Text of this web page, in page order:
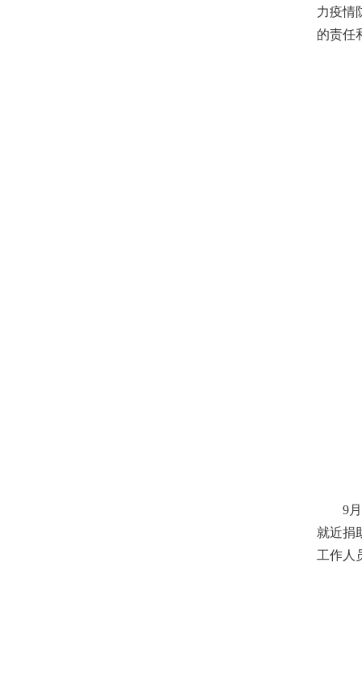
力疫情
的责任
9月
就近捐
工作人